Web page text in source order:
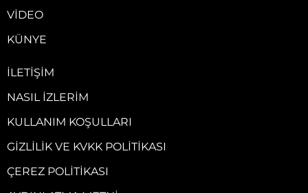
VIDEO
KÜNYE
İLETIŞIM
NASIL İZLERIM
KULLANIM KOŞULLARI
GIZLILIK VE KVKK POLITIKASI
ÇEREZ POLITIKASI